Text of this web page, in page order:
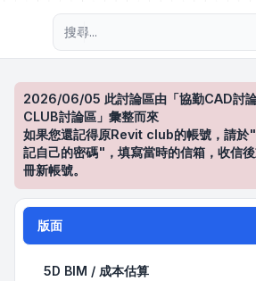
2026/06/05 此討論區由「協勤CAD討
CLUB討論區」彙整而來
如果您還記得原Revit club的帳號，請
記自己的密碼"，填寫當時的信箱，收信
冊新帳號。
版面
5D BIM / 成本估算